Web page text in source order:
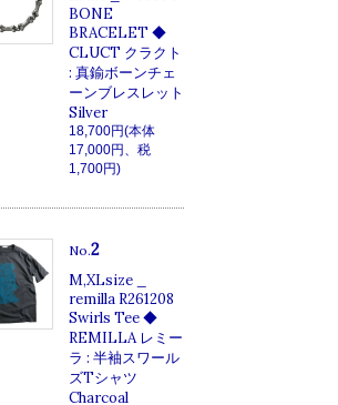
BONE
BRACELET ◆
CLUCT クラクト
: 真鍮ボーンチェ
ーンブレスレット
Silver
18,700円(本体
17,000円、税
1,700円)
No.2
M,XLsize _
remilla R261208
Swirls Tee ◆
REMILLA レミー
ラ : 半袖スワール
ズTシャツ
Charcoal